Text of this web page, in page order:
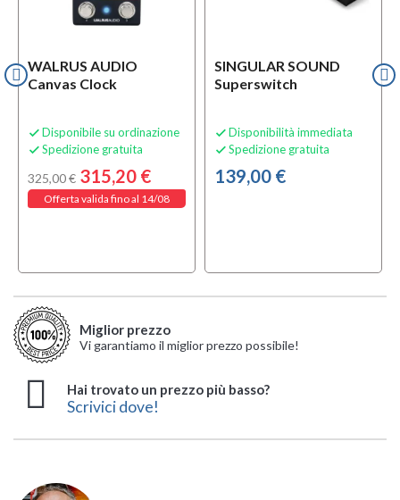
WALRUS AUDIO
Canvas Clock
 Disponibile su ordinazione
 Spedizione gratuita
325,00 € 315,20 €
Offerta valida fino al 14/08
SINGULAR SOUND
Superswitch
 Disponibilità immediata
 Spedizione gratuita
139,00 €
Miglior prezzo
Vi garantiamo il miglior prezzo possibile!
Hai trovato un prezzo più basso?
Scrivici dove!